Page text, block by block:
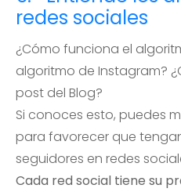
redes sociales
¿Cómo funciona el
algoritmo de Instagram?
post del Blog?
Si conoces esto, puedes
para favorecer que
seguidores en redes
Cada red social tiene su